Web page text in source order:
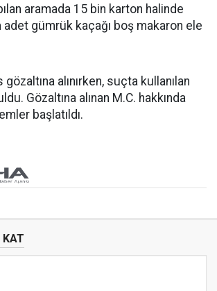
aramada 15 bin karton halinde
gümrük kaçağı boş makaron ele
gözaltına alınırken, suçta kullanılan
Gözaltına alınan M.C. hakkında
başlatıldı.
KAT